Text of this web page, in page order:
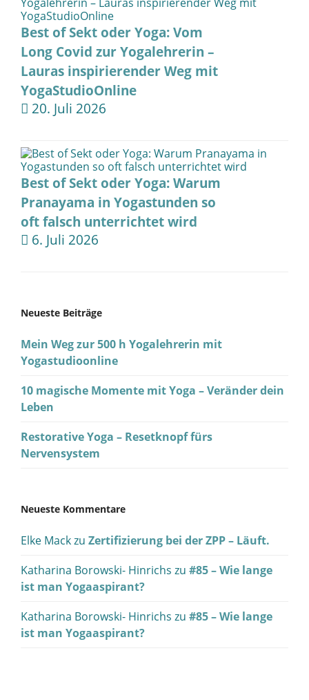
Best of Sekt oder Yoga: Vom
Long Covid zur Yogalehrerin –
Lauras inspirierender Weg mit
YogaStudioOnline
20. Juli 2026
Best of Sekt oder Yoga: Warum
Pranayama in Yogastunden so
oft falsch unterrichtet wird
6. Juli 2026
Neueste Beiträge
Mein Weg zur 500 h Yogalehrerin mit
Yogastudioonline
10 magische Momente mit Yoga – Veränder dein
Leben
Restorative Yoga – Resetknopf fürs
Nervensystem
Neueste Kommentare
Elke Mackzu Zertifizierung bei der ZPP – Läuft.
Katharina Borowski- Hinrichs zu #85 – Wie lange
ist man Yogaaspirant?
Katharina Borowski- Hinrichs zu #85 – Wie lange
ist man Yogaaspirant?